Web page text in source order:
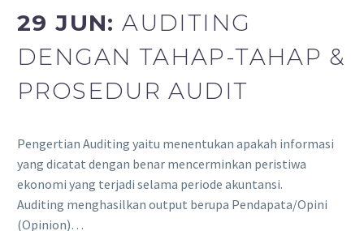
29 JUN:AUDITING
DENGAN TAHAP-TAHAP &
PROSEDUR AUDIT
Pengertian Auditing yaitu menentukan apakah informasi
yang dicatat dengan benar mencerminkan peristiwa
ekonomi yang terjadi selama periode akuntansi.
Auditing menghasilkan output berupa Pendapata/Opini
(Opinion)…